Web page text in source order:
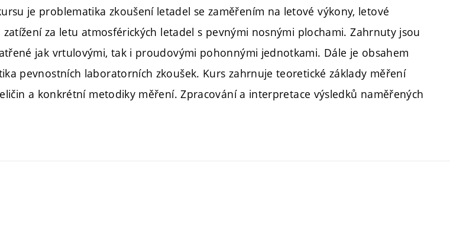
je problematika zkoušení letadel se zaměřením na letové výkony, letové
zatížení za letu atmosférických letadel s pevnými nosnými plochami. Zahrnuty jsou
jak vrtulovými, tak i proudovými pohonnými jednotkami. Dále je obsahem
pevnostních laboratorních zkoušek. Kurs zahrnuje teoretické základy měření
a konkrétní metodiky měření. Zpracování a interpretace výsledků naměřených